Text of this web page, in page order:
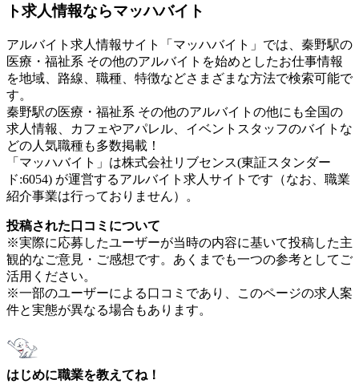
ト求人情報ならマッハバイト
アルバイト求人情報サイト「マッハバイト」では、秦野駅の
医療・福祉系 その他のアルバイトを始めとしたお仕事情報
を地域、路線、職種、特徴などさまざまな方法で検索可能で
す。
秦野駅の医療・福祉系 その他のアルバイトの他にも全国の
求人情報、カフェやアパレル、イベントスタッフのバイトな
どの人気職種も多数掲載！
「マッハバイト」は株式会社リブセンス(東証スタンダー
ド:6054) が運営するアルバイト求人サイトです（なお、職業
紹介事業は行っておりません）。
投稿された口コミについて
※実際に応募したユーザーが当時の内容に基いて投稿した主
観的なご意見・ご感想です。あくまでも一つの参考としてご
活用ください。
※一部のユーザーによる口コミであり、このページの求人案
件と実態が異なる場合もあります。
はじめに職業を教えてね！